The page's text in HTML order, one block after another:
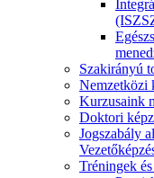
Szakirányú
Nemzetközi
Kurzusaink
Doktori
Jogszabály
Tréningek